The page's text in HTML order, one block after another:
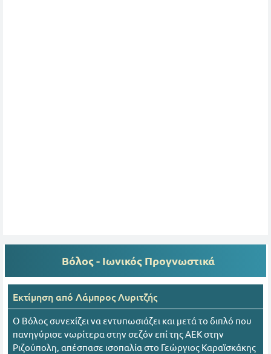
Βόλος - Ιωνικός Προγνωστικά
Εκτίμηση από Λάμπρος Λυριτζής
Ο Βόλος συνεχίζει να εντυπωσιάζει και μετά το διπλό που
πανηγύρισε νωρίτερα στην σεζόν επί της ΑΕΚ στην
Ριζούπολη, απέσπασε ισοπαλία στο Γεώργιος Καραϊσκάκης